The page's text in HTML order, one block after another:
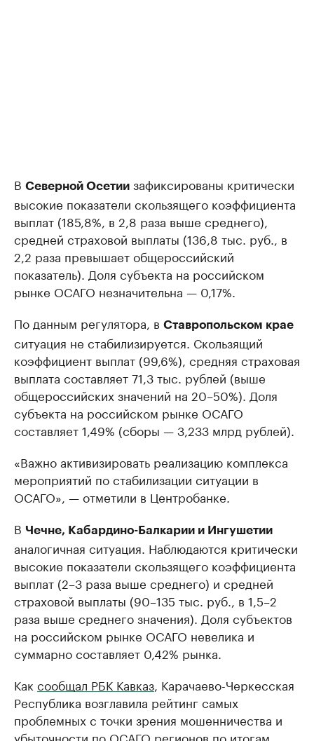
В Северной Осетии зафиксированы критически
высокие показатели скользящего коэффициента
выплат (185,8%, в 2,8 раза выше среднего),
средней страховой выплаты (136,8 тыс. руб., в
2,2 раза превышает общероссийский
показатель). Доля субъекта на российском
рынке ОСАГО незначительна — 0,17%.
По данным регулятора, в Ставропольском крае
ситуация не стабилизируется. Скользящий
коэффициент выплат (99,6%), средняя страховая
выплата составляет 71,3 тыс. рублей (выше
общероссийских значений на 20–50%). Доля
субъекта на российском рынке ОСАГО
составляет 1,49% (сборы — 3,233 млрд рублей).
«Важно активизировать реализацию комплекса
мероприятий по стабилизации ситуации в
ОСАГО», — отметили в Центробанке.
В Чечне, Кабардино-Балкарии и Ингушетии
аналогичная ситуация. Наблюдаются критически
высокие показатели скользящего коэффициента
выплат (2–3 раза выше среднего) и средней
страховой выплаты (90–135 тыс. руб., в 1,5–2
раза выше среднего значения). Доля субъектов
на российском рынке ОСАГО невелика и
суммарно составляет 0,42% рынка.
Как сообщал РБК Кавказ , Карачаево-Черкесская
Республика возглавила рейтинг самых
проблемных с точки зрения мошенничества и
убыточности по ОСАГО регионов по итогам